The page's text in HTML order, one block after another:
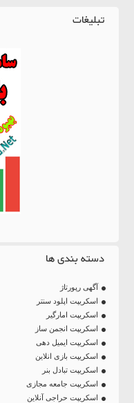
تبلیغات
دسته بندی ها
آگهی رپورتاژ
اسکریپت اپلود سنتر
اسکریپت امارگیر
اسکریپت انجمن ساز
اسکریپت ایمیل دهی
اسکریپت بازی انلاین
اسکریپت تبادل بنر
اسکریپت جامعه مجازی
اسکریپت حراجی آنلاین